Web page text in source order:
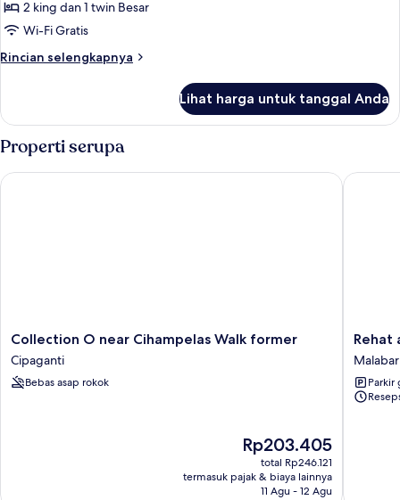
kebun
2 king dan 1 twin Besar
Wi-Fi Gratis
Rincian selengkapnya
Rincian
Kamar
Keluarga,
pemandangan
kebun
Lihat harga untuk tanggal Anda
Properti serupa
Collection
O
near
Cihampelas
Collection O near Cihampelas Walk former
Cipaganti
Bebas asap rokok
Harga
sekarang
Rp203.405
Rp203.405
total Rp246.121
termasuk pajak & biaya lainnya
11 Agu - 12 Agu
Collection O near Cihampelas Walk former
Rehat
at
Hotel
10
Buah
Rehat
Malabar
Parkir
Rehat